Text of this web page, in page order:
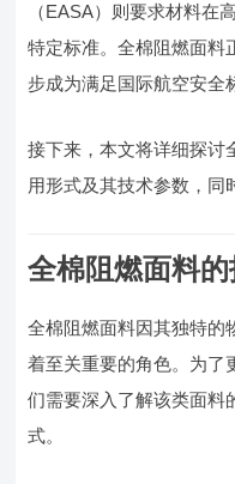
（EASA）则要求材料在
特定标准。全棉阻燃面料
步成为满足国际航空安全
接下来，本文将详细探讨
用形式及其技术参数，同
全棉阻燃面料
全棉阻燃面料因其独特的
着至关重要的角色。为了
们需要深入了解该类面料
式。